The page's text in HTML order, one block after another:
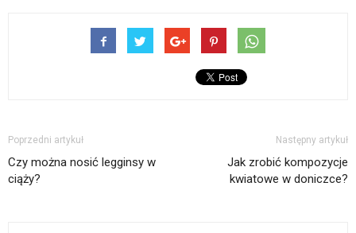
Poprzedni artykuł
Czy można nosić legginsy w
ciąży?
Następny artykuł
Jak zrobić kompozycje
kwiatowe w doniczce?